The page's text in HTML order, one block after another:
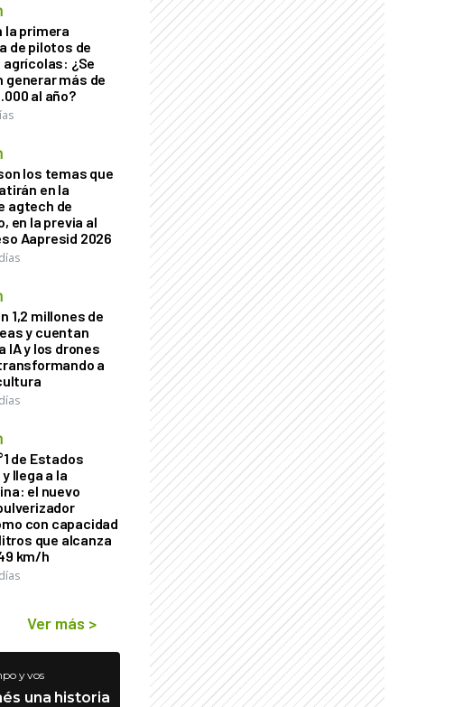
la primera
de pilotos de
agrícolas: ¿Se
generar más de
al año?
los temas que
en la
agtech de
en la previa al
Aapresid 2026
1,2 millones de
y cuentan
IA y los drones
a
de Estados
llega a la
el nuevo
con capacidad
que alcanza
km/h
Ver más >
y vos
una historia